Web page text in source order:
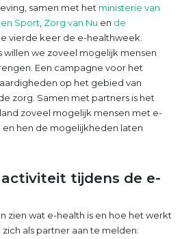
samen met het ministerie van
Sport, Zorg van Nu en de
vierde keer de e-healthweek.
willen we zoveel mogelijk mensen
Een campagne voor het
op het gebied van
zorg. Samen met partners is het
zoveel mogelijk mensen met e-
hen de mogelijkheden laten
tijdens de e-
zien wat e-health is en hoe het werkt
als partner aan te melden: